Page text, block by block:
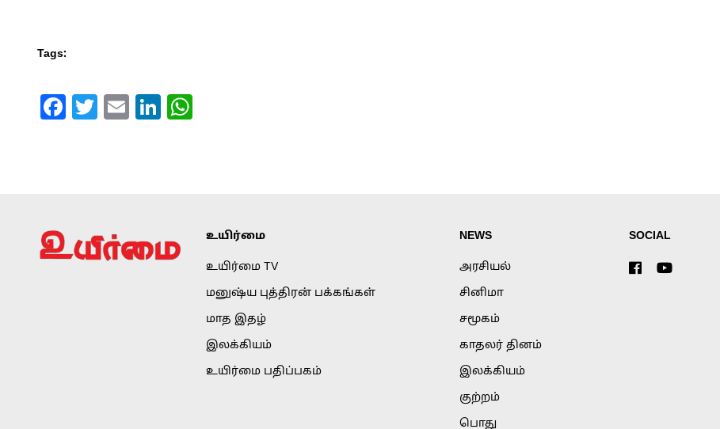
Tags:
Facebook
Twitter
EmailLinkedIn
உயிர்மை
உயிர்மை TV
மனுஷ்ய புத்திரன் பக்கங்கள்
மாத இதழ்
இலக்கியம்
உயிர்மை பதிப்பகம்
NEWS
அரசியல்
சினிமா
சமூகம்
காதலர் தினம்
இலக்கியம்
குற்றம்
பொது
SOCIAL